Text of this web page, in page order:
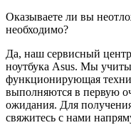
Оказываете ли вы
необходимо?
Да, наш сервисный центр
ноутбука Asus. Мы
функционирующая
выполняются в первую
ожидания. Для
свяжитесь с нами